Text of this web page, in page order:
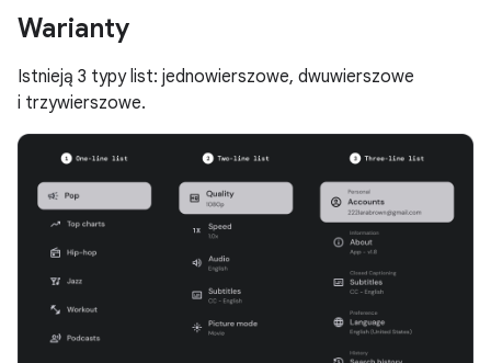
Warianty
Istnieją 3 typy list: jednowierszowe, dwuwierszowe
i trzywierszowe.